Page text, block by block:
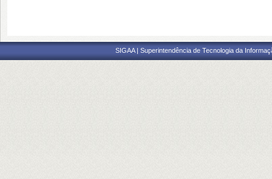
SIGAA | Superintendência de Tecnologia da